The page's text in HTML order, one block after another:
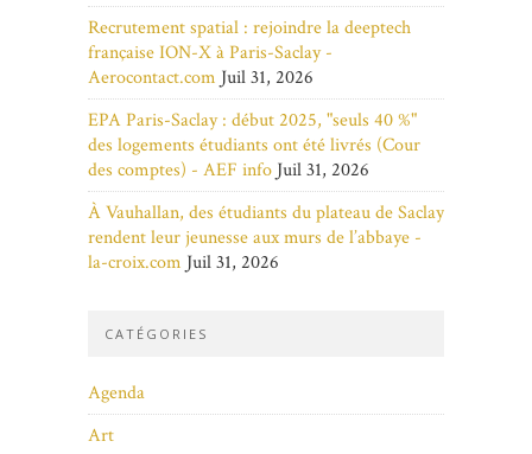
Recrutement spatial : rejoindre la deeptech
française ION-X à Paris-Saclay -
Aerocontact.com Juil 31, 2026
EPA Paris-Saclay : début 2025, "seuls 40 %"
des logements étudiants ont été livrés (Cour
des comptes) - AEF info Juil 31, 2026
À Vauhallan, des étudiants du plateau de Saclay
rendent leur jeunesse aux murs de l’abbaye -
la-croix.com Juil 31, 2026
CATÉGORIES
Agenda
Art